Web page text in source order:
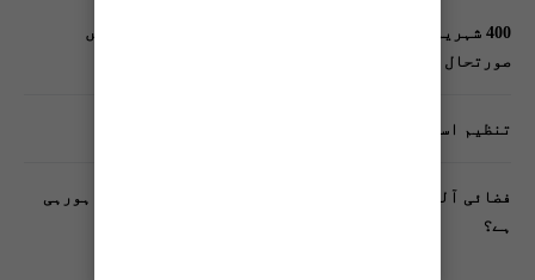
400 شہریوں کیلئے ایک پولیس اہلکار لازمی، کراچی میں
صورتحال کیا ہے؟
تنظیم اسلامی کے زیرِ اہتمام ملک گیر آگاہی مہم!
فضائی آلودگی انسانی دماغ کیلیے کیسے خطرناک ثابت ہورہی
ہے؟